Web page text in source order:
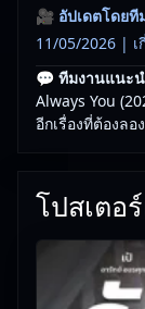
🎥 อัปเดตโดย
11/05/2026 |
💬 ทีมงานแนะ
Always You
อีกเรื่องที่ต้องลอง
โปสเตอ